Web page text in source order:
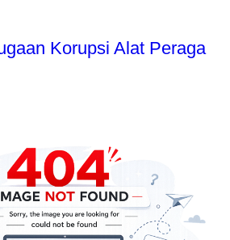
Korupsi Alat Peraga